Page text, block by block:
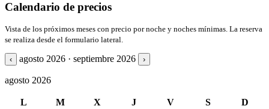
Calendario de precios
Vista de los próximos meses con precio por noche y noches mínimas. La reserva
se realiza desde el formulario lateral.
‹ agosto 2026 · septiembre 2026 ›
agosto 2026
L M X J V S
D